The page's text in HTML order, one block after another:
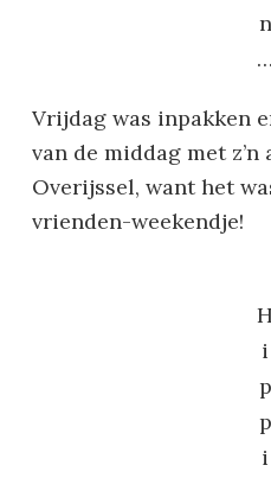
n
…
Vrijdag was inpakken
van de middag met
Overijssel, want het
vrienden-weekendje!
H
i
p
p
i